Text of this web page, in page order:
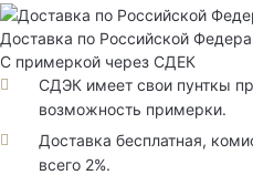
Доставка по Российской
С примеркой через СДЕК
СДЭК имеет свои пунткы
возможность примерки.
Доставка бесплатная,
всего 2%.